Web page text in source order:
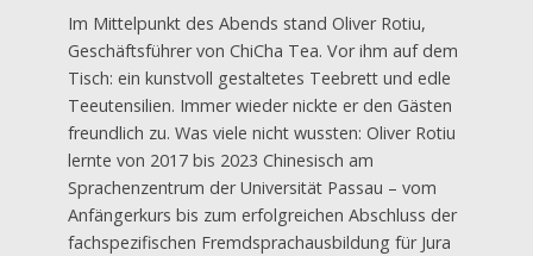
Im Mittelpunkt des Abends stand Oliver Rotiu,
Geschäftsführer von ChiCha Tea. Vor ihm auf dem
Tisch: ein kunstvoll gestaltetes Teebrett und edle
Teeutensilien. Immer wieder nickte er den Gästen
freundlich zu. Was viele nicht wussten: Oliver Rotiu
lernte von 2017 bis 2023 Chinesisch am
Sprachenzentrum der Universität Passau – vom
Anfängerkurs bis zum erfolgreichen Abschluss der
fachspezifischen Fremdsprachausbildung für Jura